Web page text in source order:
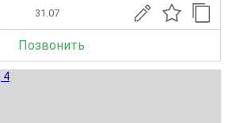
31.07
Позвонить